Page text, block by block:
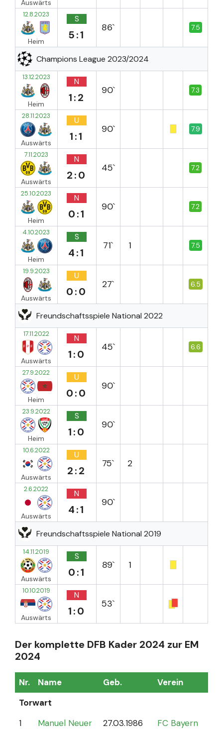
Auswärts
12.8.2023
Heim
S
5:1
86` 7.5
Champions League 2023/2024
13.12.2023
Heim
N
1:2
90` 7.3
28.11.2023
Auswärts
U
1:1
90` 7.9
7.11.2023
Auswärts
N
2:0
45` 7.2
25.10.2023
Heim
N
0:1
90` 7.2
4.10.2023
Heim
S
4:1
71` 1 7.5
19.9.2023
Auswärts
U
0:0
27` 6.5
Freundschaftsspiele National 2022
17.11.2022
Auswärts
N
1:0
45` 6.6
27.9.2022
Heim
U
0:0
90`
23.9.2022
Heim
S
1:0
90`
10.6.2022
Auswärts
U
2:2
75` 2
2.6.2022
Auswärts
N
4:1
90`
Freundschaftsspiele National 2019
14.11.2019
Auswärts
S
0:1
89` 1
10.10.2019
Auswärts
N
1:0
53`
Der komplette DFB Kader 2024 zur EM
2024
Nr. Name Geb. Verein
Torwart
1
Manuel Neuer 27.03.1986
FC Bayern